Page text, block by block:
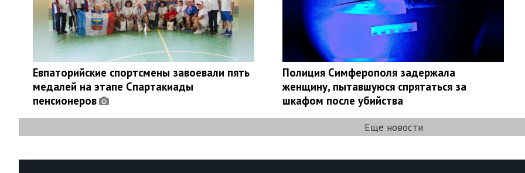
Евпаторийские спортсмены завоевали пять
медалей на этапе Спартакиады
пенсионеров
Полиция Симферополя задержала
женщину, пытавшуюся спрятаться за
шкафом после убийства
Еще новости